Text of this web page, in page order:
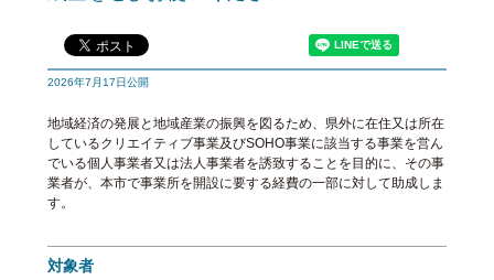
2026年7月17日公開
地域経済の発展と地域産業の振興を図るため、県外に在住又は所在
しているクリエイティブ事業及びSOHO事業に該当する事業を営ん
でいる個人事業者又は法人事業者を誘致することを目的に、その事
業者が、本市で事業所を開設に要する経費の一部に対して助成しま
す。
対象者